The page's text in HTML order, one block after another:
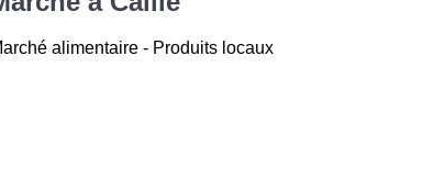
alimentaire - Produits locaux